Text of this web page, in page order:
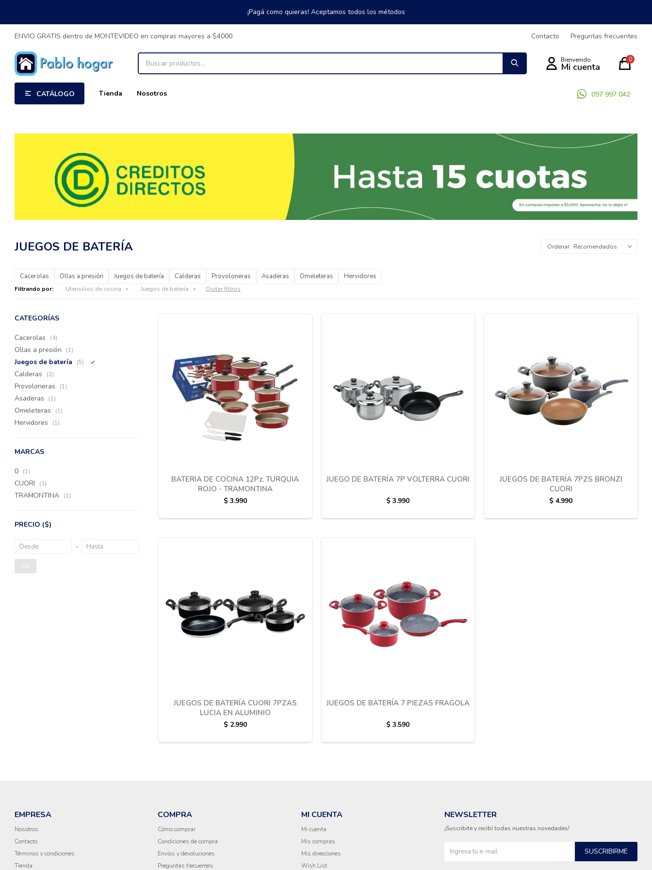
¡Pagá como quieras! Aceptamos todos los métodos
CATÁLOGO Tienda Nosotros 097 997 042
0
ENVIO GRATIS dentro de MONTEVIDEO en compras mayores a $4000 Contacto Preguntas frecuentes
JUEGOS DE BATERÍA Recomendados
Cacerolas Ollas a presión Juegos de batería Calderas Provoloneras Asaderas Omeleteras Hervidores
Filtrando por: Utensilios de cocina Juegos de batería Quitar filtros
BATERIA DE COCINA 12Pz. TURQUIA
ROJO - TRAMONTINA
$ 3.990
JUEGO DE BATERÍA 7P VOLTERRA CUORI
$ 3.990
JUEGOS DE BATERÍA 7PZS BRONZI
CUORI
$ 4.990
JUEGOS DE BATERÍA CUORI 7PZAS
LUCIA EN ALUMINIO
$ 2.990
JUEGOS DE BATERÍA 7 PIEZAS FRAGOLA
$ 3.590
CATEGORÍAS
Cacerolas (4)
Ollas a presión (1)
Juegos de batería (5)
Calderas (2)
Provoloneras (1)
Asaderas (1)
Omeleteras (1)
Hervidores (1)
MARCAS
0 (1)
CUORI (3)
TRAMONTINA (1)
PRECIO ($)
OK
EMPRESA
Nosotros
Contacto
Términos y condiciones
Tienda
COMPRA
Cómo comprar
Condiciones de compra
Envíos y devoluciones
Preguntas frecuentes
MI CUENTA
Mi cuenta
Mis compras
Mis direcciones
Wish List
NEWSLETTER
¡Suscribite y recibí todas nuestras novedades!
SUSCRIBIRME